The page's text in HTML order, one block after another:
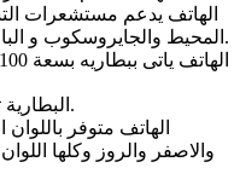
الهاتف يدعم مستشعرات
المحيط والجايروسكوب و الباروميتر والنبض الكهربائى للقلب.
البطارية تدعم الشحن السريع واللاسلكى.
الهاتف متوفر
والاصفر والروز وكلها